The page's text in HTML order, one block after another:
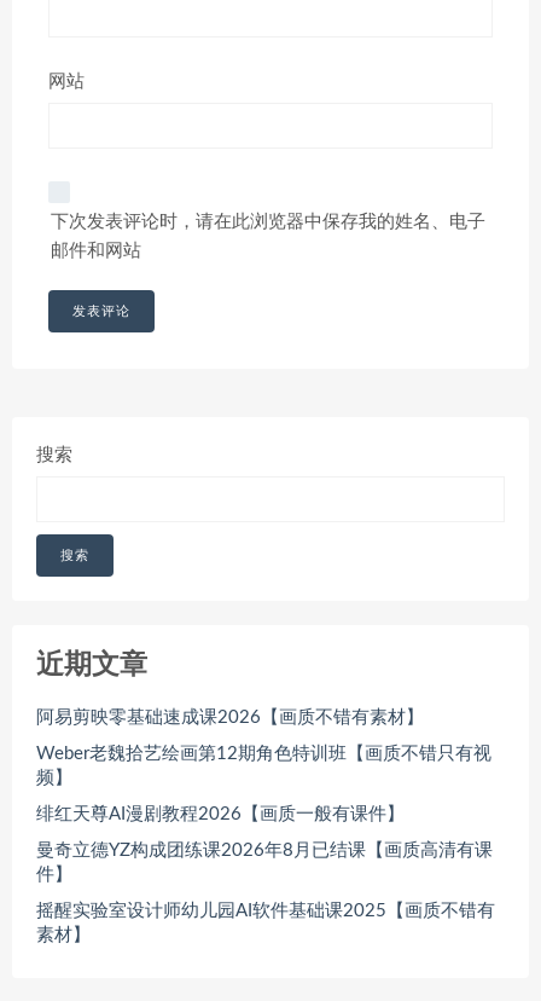
网站
下次发表评论时，请在此浏览器中保存我的姓名、电子
邮件和网站
搜索
搜索
近期文章
阿易剪映零基础速成课2026【画质不错有素材】
Weber老魏拾艺绘画第12期角色特训班【画质不错只有视
频】
绯红天尊AI漫剧教程2026【画质一般有课件】
曼奇立德YZ构成团练课2026年8月已结课【画质高清有课
件】
摇醒实验室设计师幼儿园AI软件基础课2025【画质不错有
素材】